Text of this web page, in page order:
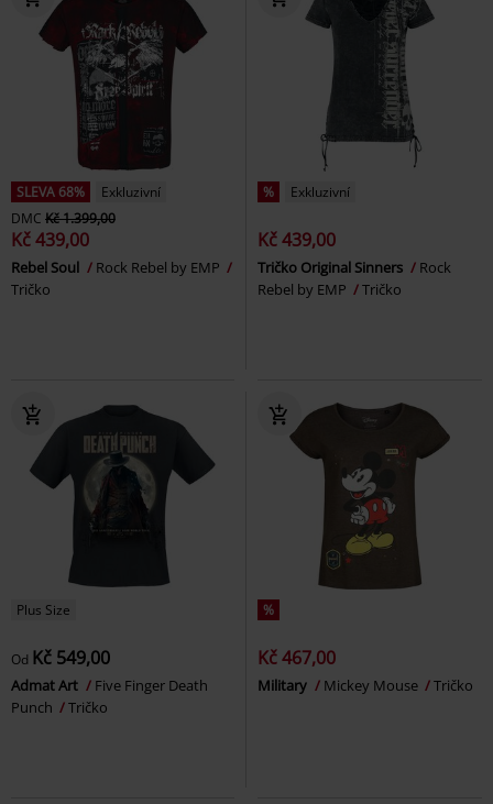
SLEVA 68%
Exkluzivní
DMC Kč 1.399,00
Kč 439,00
Rebel Soul
Rock Rebel by EMP
Tričko
% Exkluzivní
Kč 439,00
Tričko Original Sinners
Rock
Rebel by EMP
Tričko
Plus Size
Od Kč 549,00
Admat Art
Five Finger Death
Punch
Tričko
%
Kč 467,00
Military Mickey Mouse Tričko